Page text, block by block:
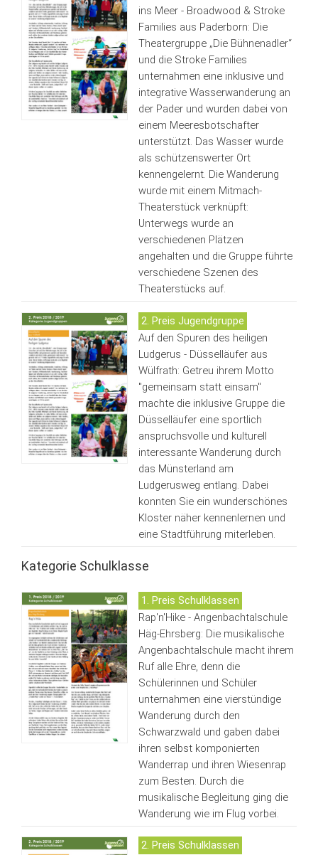
ins Meer - Broadwood & Stroke
Families aus Paderborn: Die
Theatergruppe „Die Bühnenadler“
und die Stroke Families
unternahmen eine inklusive und
integrative Wasserwanderung an
der Pader und wurden dabei von
einem Meeresbotschafter
unterstützt. Das Wasser wurde
als schützenswerter Ort
kennengelernt. Die Wanderung
wurde mit einem Mitmach-
Theaterstück verknüpft:
Unterwegs wurde an
verschiedenen Plätzen
angehalten und die Gruppe führte
verschiedene Szenen des
Theaterstücks auf.
2. Preis Jugendgruppe
Auf den Spuren des heiligen
Ludgerus - Düsselläufer aus
Wülfrath: Getreu ihrem Motto
"gemeinsam statt einsam"
machte die inklusive Gruppe die
Düsselläufer eine sportlich
anspruchsvolle und kulturell
interessante Wanderung durch
das Münsterland am
Ludgerusweg entlang. Dabei
konnten Sie ein wunderschönes
Kloster näher kennenlernen und
eine Stadtführung miterleben.
Kategorie Schulklasse
1. Preis Schulklassen
Rap'n'Hike - Angenbachtalschule
Häg-Ehrsberg: Die musikalische
Angenbachtalschule macht ihrem
Ruf alle Ehre, denn die
Schülerinnen und Schüler
unternahmen eine vierstündige
Wanderung durch den
Schwarzwald und gaben dabei
ihren selbst komponierten
Wanderrap und ihren Wiesenrap
zum Besten. Durch die
musikalische Begleitung ging die
Wanderung wie im Flug vorbei.
2. Preis Schulklassen